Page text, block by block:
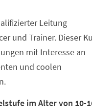
Leitung
und Trainer. Dieser
mit Interesse an
und coolen
im Alter von 10-